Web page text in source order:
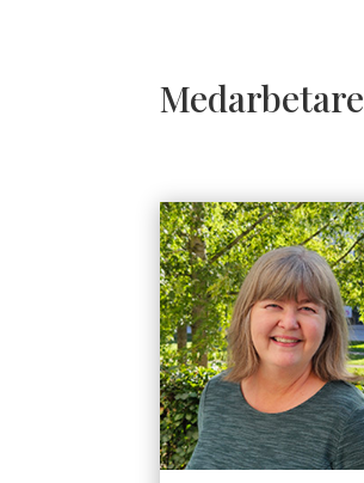
Medarbetare